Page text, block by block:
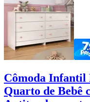
Cômoda
Quarto de Bebê